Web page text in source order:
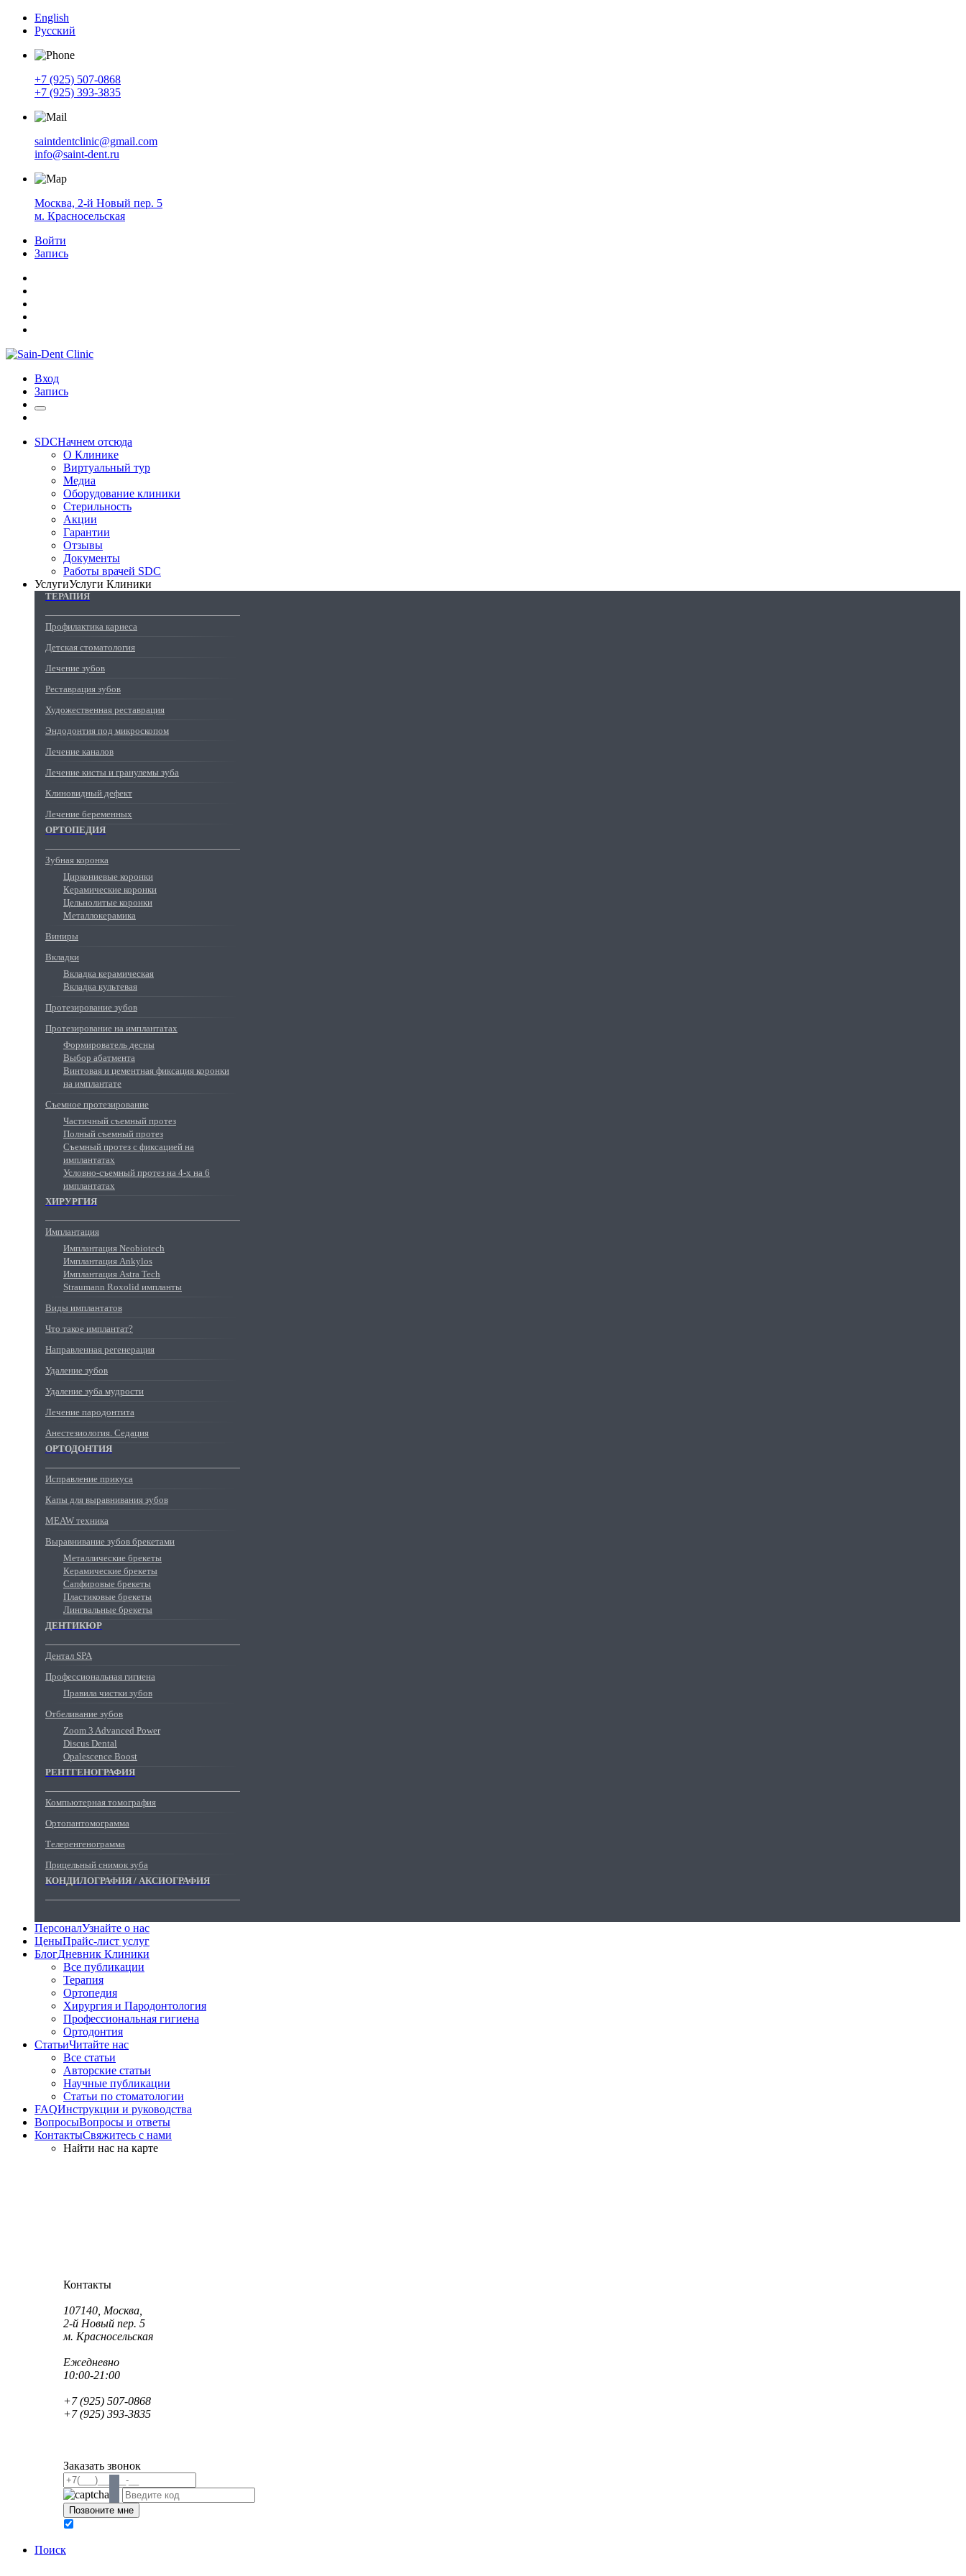
English
Русский
+7 (925) 507-0868
+7 (925) 393-3835
saintdentclinic@gmail.com
info@saint-dent.ru
Москва, 2-й Новый пер. 5
м. Красносельская
Войти
Запись
Вход
Запись
SDCНачнем отсюда
О Клинике
Виртуальный тур
Медиа
Оборудование клиники
Стерильность
Акции
Гарантии
Отзывы
Документы
Работы врачей SDC
УслугиУслуги Клиники
ТЕРАПИЯ
Профилактика кариеса
Детская стоматология
Лечение зубов
Реставрация зубов
Художественная реставрация
Эндодонтия под микроскопом
Лечение каналов
Лечение кисты и гранулемы зуба
Клиновидный дефект
Лечение беременных
ОРТОПЕДИЯ
Зубная коронка
Циркониевые коронки
Керамические коронки
Цельнолитые коронки
Металлокерамика
Виниры
Вкладки
Вкладка керамическая
Вкладка культевая
Протезирование зубов
Протезирование на имплантатах
Формирователь десны
Выбор абатмента
Винтовая и цементная фиксация коронки
на имплантате
Съемное протезирование
Частичный съемный протез
Полный съемный протез
Съемный протез с фиксацией на
имплантатах
Условно-съемный протез на 4-х на 6
имплантатах
ХИРУРГИЯ
Имплантация
Имплантация Neobiotech
Имплантация Ankylos
Имплантация Astra Tech
Straumann Roxolid импланты
Виды имплантатов
Что такое имплантат?
Направленная регенерация
Удаление зубов
Удаление зуба мудрости
Лечение пародонтита
Анестезиология. Седация
ОРТОДОНТИЯ
Исправление прикуса
Капы для выравнивания зубов
MEAW техника
Выравнивание зубов брекетами
Металлические брекеты
Керамические брекеты
Сапфировые брекеты
Пластиковые брекеты
Лингвальные брекеты
ДЕНТИКЮР
Дентал SPA
Профессиональная гигиена
Правила чистки зубов
Отбеливание зубов
Zoom 3 Advanced Power
Discus Dental
Opalescence Boost
РЕНТГЕНОГРАФИЯ
Компьютерная томография
Ортопантомограмма
Телеренгенограмма
Прицельный снимок зуба
КОНДИЛОГРАФИЯ / АКСИОГРАФИЯ
ПерсоналУзнайте о нас
ЦеныПрайс-лист услуг
БлогДневник Клиники
Все публикации
Терапия
Ортопедия
Хирургия и Пародонтология
Профессиональная гигиена
Ортодонтия
СтатьиЧитайте нас
Все статьи
Авторские статьи
Научные публикации
Статьи по стоматологии
FAQИнструкции и руководства
ВопросыВопросы и ответы
КонтактыСвяжитесь с нами
Найти нас на карте
Контакты
107140, Москва,
2-й Новый пер. 5
м. Красносельская
Ежедневно
10:00-21:00
+7 (925) 507-0868
+7 (925) 393-3835
Заказать звонок
Поиск